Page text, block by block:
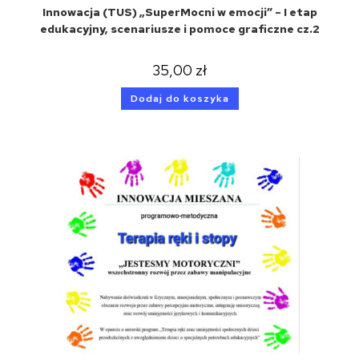
Innowacja (TUS) „SuperMocni w emocji” – I etap
edukacyjny, scenariusze i pomoce graficzne cz.2
35,00 zł
Dodaj do koszyka